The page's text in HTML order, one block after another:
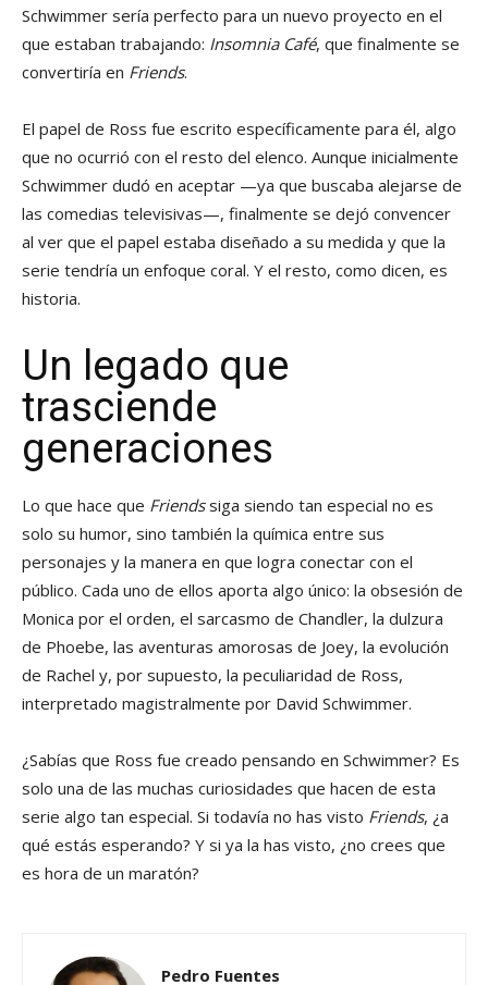
Schwimmer sería perfecto para un nuevo proyecto en el
que estaban trabajando: Insomnia Café, que finalmente se
convertiría en Friends.
El papel de Ross fue escrito específicamente para él, algo
que no ocurrió con el resto del elenco. Aunque inicialmente
Schwimmer dudó en aceptar —ya que buscaba alejarse de
las comedias televisivas—, finalmente se dejó convencer
al ver que el papel estaba diseñado a su medida y que la
serie tendría un enfoque coral. Y el resto, como dicen, es
historia.
Un legado que
trasciende
generaciones
Lo que hace que Friendssiga siendo tan especial no es
solo su humor, sino también la química entre sus
personajes y la manera en que logra conectar con el
público. Cada uno de ellos aporta algo único: la obsesión de
Monica por el orden, el sarcasmo de Chandler, la dulzura
de Phoebe, las aventuras amorosas de Joey, la evolución
de Rachel y, por supuesto, la peculiaridad de Ross,
interpretado magistralmente por David Schwimmer.
¿Sabías que Ross fue creado pensando en Schwimmer? Es
solo una de las muchas curiosidades que hacen de esta
serie algo tan especial. Si todavía no has visto Friends, ¿a
qué estás esperando? Y si ya la has visto, ¿no crees que
es hora de un maratón?
Pedro Fuentes